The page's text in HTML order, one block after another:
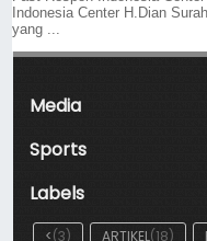
Indonesia Center H.Dian
yang ...
Media
Sports
Labels
<(3) ARTIKEL(18)